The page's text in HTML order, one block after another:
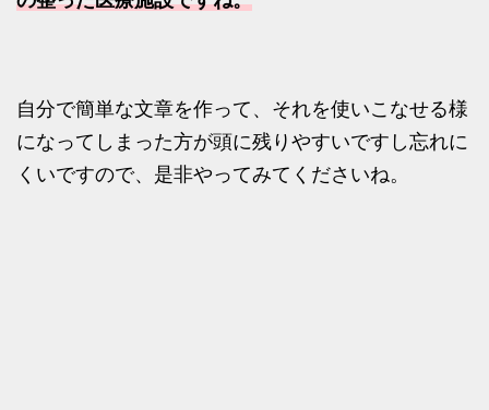
自分で簡単な文章を作って、それを使いこなせる様
になってしまった方が頭に残りやすいですし忘れに
くいですので、是非やってみてくださいね。